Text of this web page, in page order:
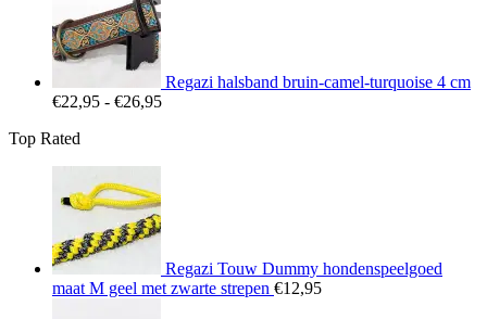
Regazi halsband bruin-camel-turquoise 4 cm
€22,95 - €26,95Prijsklasse:
Top Rated
Regazi Touw Dummy hondenspeelgoed
maat M geel met zwarte strepen €12,95